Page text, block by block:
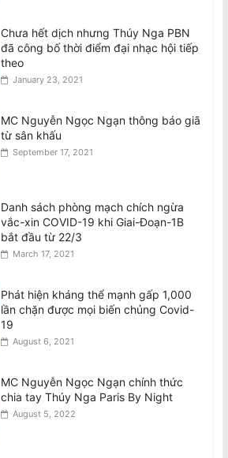
Chưa hết dịch nhưng Thúy Nga PBN
đã công bố thời điểm đại nhạc hội tiếp
theo
January 23, 2021
MC Nguyễn Ngọc Ngạn thông báo giã
từ sân khấu
September 17, 2021
Danh sách phòng mạch chích ngừa
vắc-xin COVID-19 khi Giai-Đoạn-1B
bắt đầu từ 22/3
March 17, 2021
Phát hiện kháng thể mạnh gấp 1,000
lần chặn được mọi biến chủng Covid-
19
August 6, 2021
MC Nguyễn Ngọc Ngạn chính thức
chia tay Thúy Nga Paris By Night
August 5, 2022